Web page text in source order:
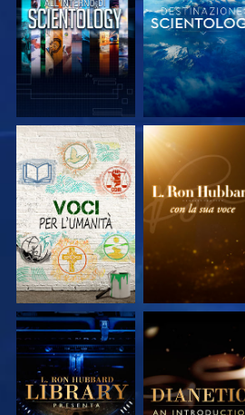
ESPLORA LE
SERIE
ESPLORA LE
SERIE
ESPLORA LE
SERIE
ESPLORA LE
SERIE